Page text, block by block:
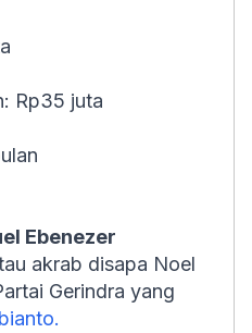
Rp35 juta
Ebenezer
akrab disapa Noel
Gerindra yang